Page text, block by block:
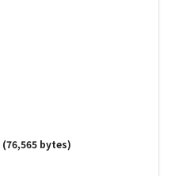
(76,565 bytes)